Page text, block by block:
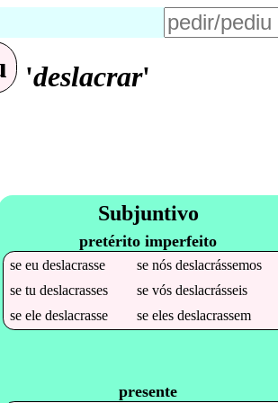
'deslacrar'
Subjuntivo
pretérito imperfeito
seeudeslacrasse senósdeslacrássemos
setudeslacrasses sevósdeslacrásseis
seeledeslacrasse seelesdeslacrassem
presente